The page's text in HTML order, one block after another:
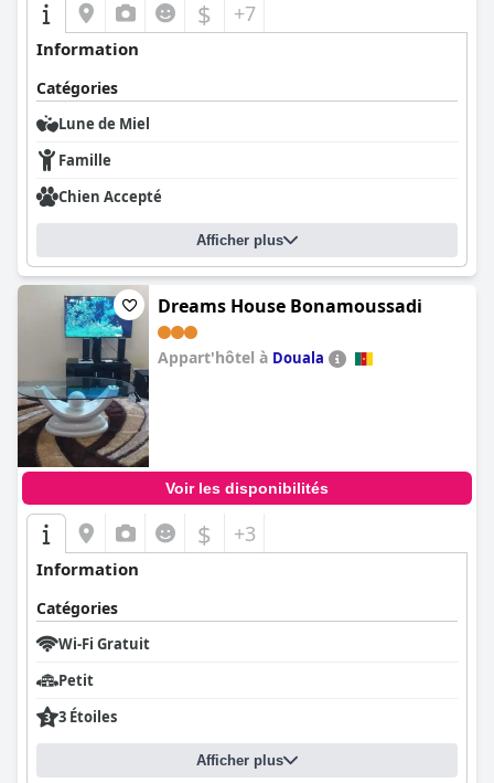
$ +7
Information
Catégories
Lune de Miel
Famille
Chien Accepté
Afficher plus
Dreams House Bonamoussadi
Appart'hôtel à Douala
Voir les disponibilités
$ +3
Information
Catégories
Wi-Fi Gratuit
Petit
3 Étoiles
Afficher plus